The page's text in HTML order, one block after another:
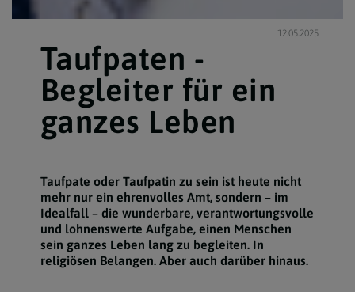
12.05.2025
Taufpaten -
Begleiter für ein
ganzes Leben
Taufpate oder Taufpatin zu sein ist heute nicht
mehr nur ein ehrenvolles Amt, sondern – im
Idealfall – die wunderbare, verantwortungsvolle
und lohnenswerte Aufgabe, einen Menschen
sein ganzes Leben lang zu begleiten. In
religiösen Belangen. Aber auch darüber hinaus.